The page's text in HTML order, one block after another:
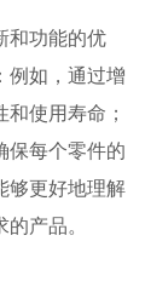
和功能的优
例如，通过增
使用寿命；
保每个零件的
够更好地理解
产品。